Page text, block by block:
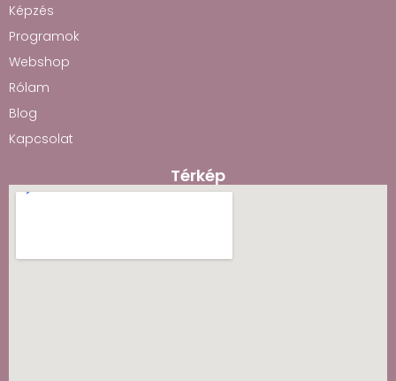
Képzés
Programok
Webshop
Rólam
Blog
Kapcsolat
Térkép